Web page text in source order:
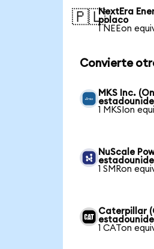
🇵🇱NextEra
polaco
1 NEEon
Convierte
MKS Inc.
1 MKSIon
NuScale
1 SMRon
Caterpillar
1 CATon